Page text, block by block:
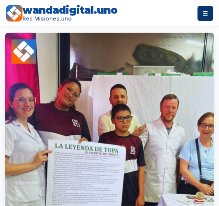
wandadigital.uno
Red Misiones.uno
☰